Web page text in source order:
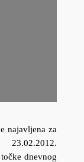
najavljena za
23.02.2012.
dnevnog